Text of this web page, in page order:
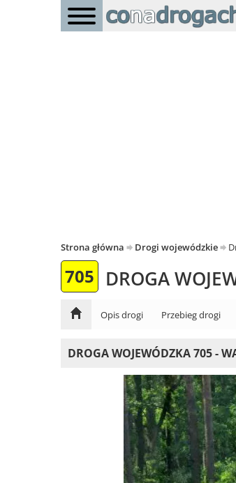
Strona główna Drogi wojewódzkie
705 DROGA
Opis drogi Przebieg drogi
DROGA WOJEWÓDZKA 705 -